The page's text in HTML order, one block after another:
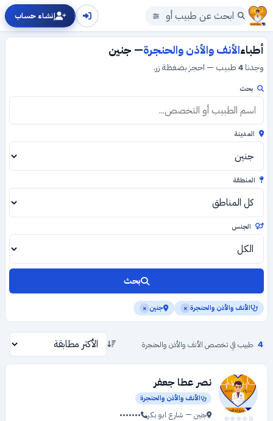
إنشاء حساب
أطباءالأنف والأذن والحنجرة— جنين
وجدنا4طبيب — احجز بضغطة زر.
بحث
المدينة
المنطقة
الجنس
بحث
الأنف والأذن والحنجرة × جنين ×
4 طبيب في تخصص الأنف والأذن والحنجرة
نصر عطا جعفر
الأنف والأذن والحنجرة
جنين — شارع ابو بكر •••••••